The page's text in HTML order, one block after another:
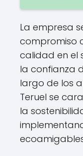
La empresa
compromiso
calidad en el
la confianza
largo de los
Teruel se
la